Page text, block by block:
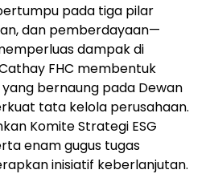
pada tiga pilar
dan pemberdayaan—
dampak di
FHC membentuk
bernaung pada Dewan
tata kelola perusahaan.
Komite Strategi ESG
enam gugus tugas
inisiatif keberlanjutan.